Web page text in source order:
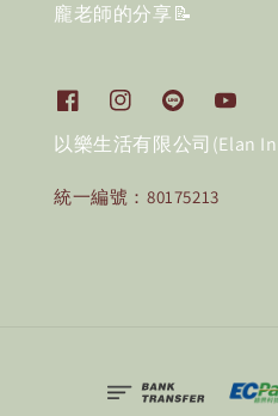
龐老師的分享📝
以樂生活有限公司(Elan
統一編號：80175213